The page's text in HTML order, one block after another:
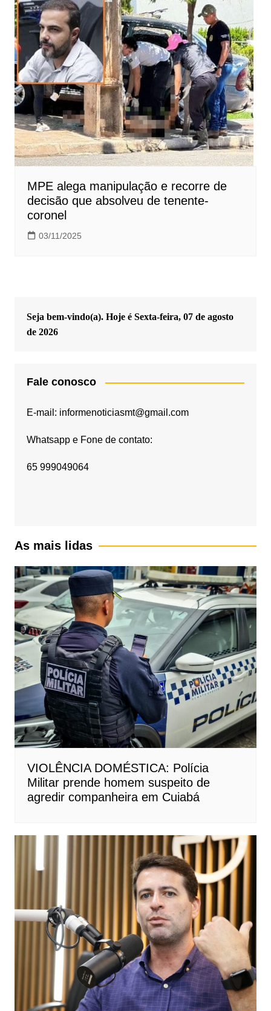
MPE alega manipulação e recorre de
decisão que absolveu de tenente-
coronel
03/11/2025
Seja bem-vindo(a). Hoje é Sexta-feira, 07 de agosto
de 2026
Fale conosco
E-mail: informenoticiasmt@gmail.com
Whatsapp e Fone de contato:
65 999049064
As mais lidas
VIOLÊNCIA DOMÉSTICA: Polícia
Militar prende homem suspeito de
agredir companheira em Cuiabá